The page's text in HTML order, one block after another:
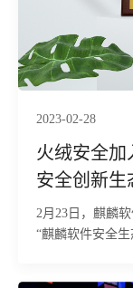
2023-02-28
火绒安全加
安全创新生
2月23日，麒麟
“麒麟软件安全